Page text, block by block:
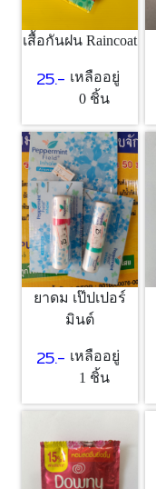
เสื้อกันฝน Raincoat
25.- เหลืออยู่
0 ชิ้น
ยาดม เป๊ปเปอร์
มินต์
25.- เหลืออยู่
1 ชิ้น